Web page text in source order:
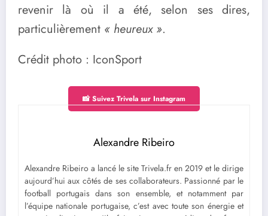
revenir là où il a été, selon ses dires,
particulièrement « heureux ».
Crédit photo : IconSport
📸 Suivez Trivela sur Instagram
Alexandre Ribeiro
Alexandre Ribeiro a lancé le site Trivela.fr en 2019 et le dirige
aujourd’hui aux côtés de ses collaborateurs. Passionné par le
football portugais dans son ensemble, et notamment par
l’équipe nationale portugaise, c’est avec toute son énergie et